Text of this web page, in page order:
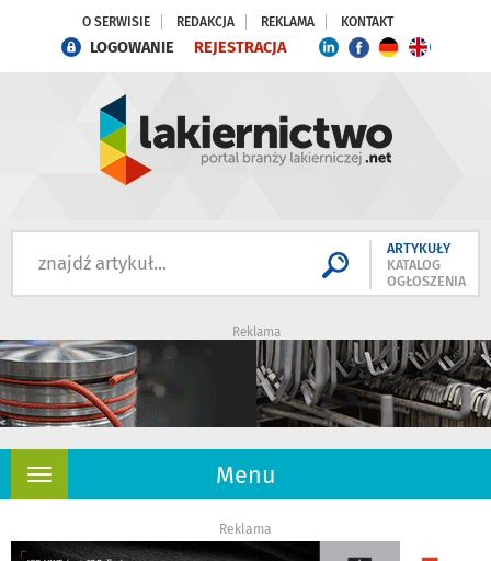
O SERWISIE REDAKCJA REKLAMA KONTAKT
LOGOWANIE REJESTRACJA
ARTYKUŁY
KATALOG
OGŁOSZENIA
Reklama
Menu
Rozwiń
Reklama